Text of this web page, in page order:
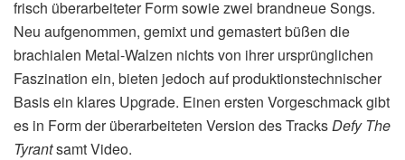
frisch überarbeiteter Form sowie zwei brandneue Songs.
Neu aufgenommen, gemixt und gemastert büßen die
brachialen Metal-Walzen nichts von ihrer ursprünglichen
Faszination ein, bieten jedoch auf produktionstechnischer
Basis ein klares Upgrade. Einen ersten Vorgeschmack gibt
es in Form der überarbeiteten Version des TracksDefy The
Tyrantsamt Video.